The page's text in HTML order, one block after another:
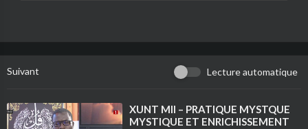
Suivant Lecture automatique
⁣XUNT MII – PRATIQUE MYSTQUE
MYSTIQUE ET ENRICHISSEMENT